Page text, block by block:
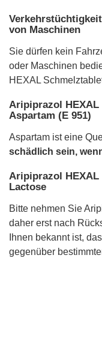
von Maschinen
Sie dürfen kein
oder Maschinen
HEXAL
Aripiprazol
Aspartam (E 951)
Aspartam ist eine
schädlich sein,
Aripiprazol
Lactose
Bitte nehmen Sie
daher erst nach
Ihnen bekannt ist,
gegenüber